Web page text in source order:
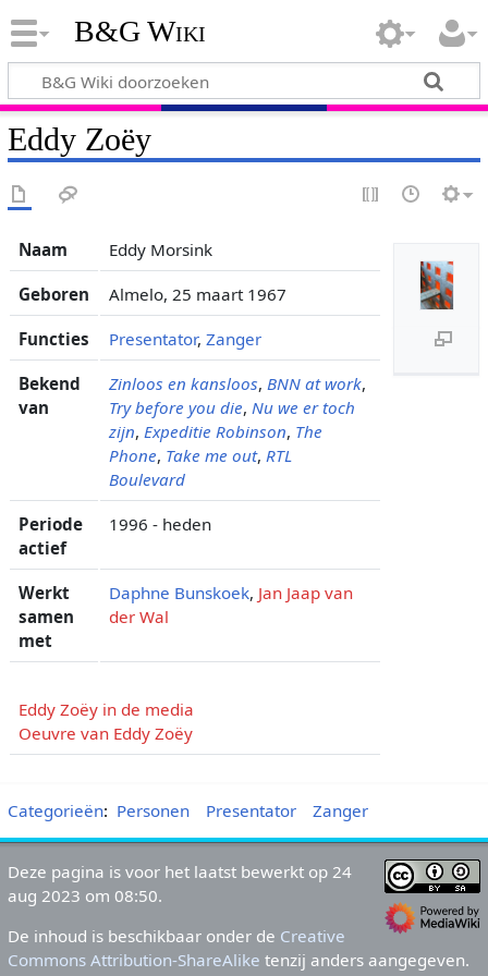
B&G Wiki
Eddy Zoëy
Naam Eddy Morsink
Geboren Almelo, 25 maart 1967
Functies Presentator, Zanger
Bekend
van
Zinloos en kansloos, BNN at work,
Try before you die, Nu we er toch
zijn, Expeditie Robinson, The
Phone, Take me out, RTL
Boulevard
Periode
actief
1996 - heden
Werkt
samen
met
Daphne Bunskoek, Jan Jaap van
der Wal
Eddy Zoëy in de media
Oeuvre van Eddy Zoëy
Categorieën: Personen Presentator Zanger
Deze pagina is voor het laatst bewerkt op 24
aug 2023 om 08:50.
De inhoud is beschikbaar onder de Creative
Commons Attribution-ShareAlike tenzij anders aangegeven.